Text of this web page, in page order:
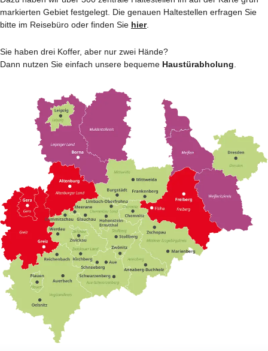
markierten Gebiet festgelegt. Die genauen Haltestellen erfragen Sie
bitte im Reisebüro oder finden Sie hier.
Sie haben drei Koffer, aber nur zwei Hände?
Dann nutzen Sie einfach unsere bequeme Haustürabholung